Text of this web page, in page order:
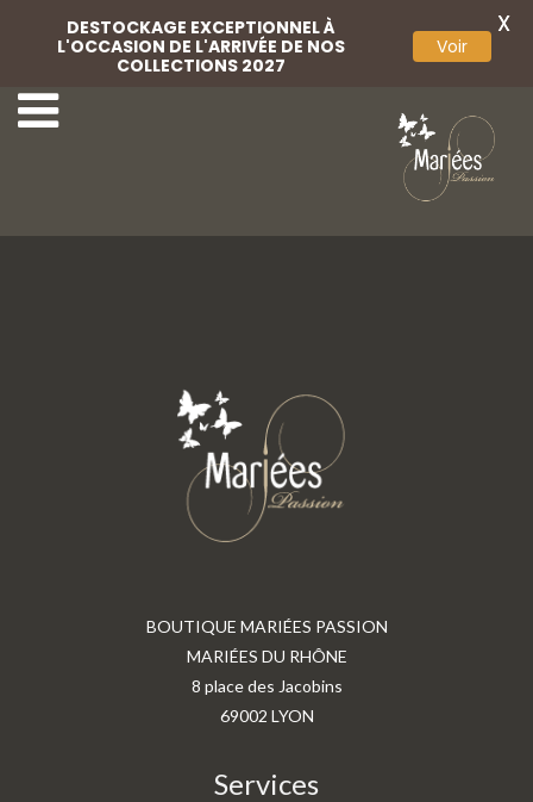
17-Rembo Styling 19-Rembo Styling
BOUTIQUE MARIÉES PASSION
MARIÉES DU RHÔNE
8 place des Jacobins
69002 LYON
Services
DESTOCKAGE EXCEPTIONNEL À
L'OCCASION DE L'ARRIVÉE DE NOS
COLLECTIONS 2027
Voir
X